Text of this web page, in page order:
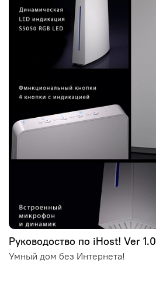
Руководоство по iHost! Ver 1.0
Умный дом без Интернета!